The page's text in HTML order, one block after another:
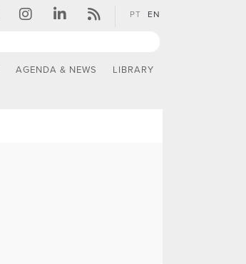
PT EN
AGENDA & NEWS LIBRARY